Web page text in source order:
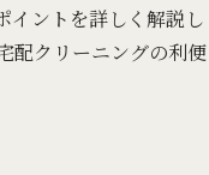
イントを詳しく解説し
配クリーニングの利便